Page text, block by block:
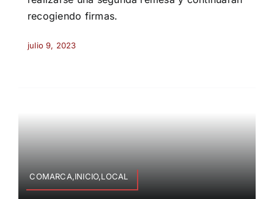
recogiendo firmas.
julio 9, 2023
COMARCA,INICIO,LOCAL